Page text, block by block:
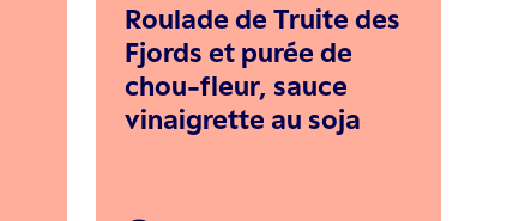
Roulade de Truite des
Fjords et purée de
chou-fleur, sauce
vinaigrette au soja